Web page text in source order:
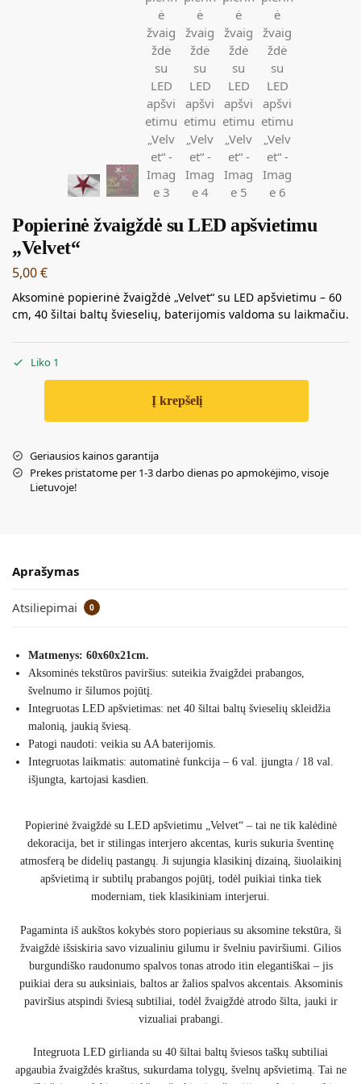
Popierinė žvaigždė su LED apšvietimu
„Velvet“
5,00€
Aksominė popierinė žvaigždė „Velvet“ su LED apšvietimu – 60
cm, 40 šiltai baltų švieselių, baterijomis valdoma su laikmačiu.
Liko 1
Į krepšelį
Geriausios kainos garantija
Prekes pristatome per 1-3 darbo dienas po apmokėjimo, visoje
Lietuvoje!
Aprašymas
Atsiliepimai 0
Matmenys: 60x60x21cm.
Aksominės tekstūros paviršius: suteikia žvaigždei prabangos,
švelnumo ir šilumos pojūtį.
Integruotas LED apšvietimas: net 40 šiltai baltų švieselių skleidžia
malonią, jaukią šviesą.
Patogi naudoti: veikia su AA baterijomis.
Integruotas laikmatis: automatinė funkcija – 6 val. įjungta / 18 val.
išjungta, kartojasi kasdien.
Popierinė žvaigždė su LED apšvietimu „Velvet“ – tai ne tik kalėdinė
dekoracija, bet ir stilingas interjero akcentas, kuris sukuria šventinę
atmosferą be didelių pastangų. Ji sujungia klasikinį dizainą, šiuolaikinį
apšvietimą ir subtilų prabangos pojūtį, todėl puikiai tinka tiek
moderniam, tiek klasikiniam interjerui.
Pagaminta iš aukštos kokybės storo popieriaus su aksomine tekstūra, ši
žvaigždė išsiskiria savo vizualiniu gilumu ir švelniu paviršiumi. Gilios
burgundiško raudonumo spalvos tonas atrodo itin elegantiškai – jis
puikiai dera su auksiniais, baltos ar žalios spalvos akcentais. Aksominis
paviršius atspindi šviesą subtiliai, todėl žvaigždė atrodo šilta, jauki ir
vizualiai prabangi.
Integruota LED girlianda su 40 šiltai baltų šviesos taškų subtiliai
apgaubia žvaigždės kraštus, sukurdama tolygų, švelnų apšvietimą. Tai ne